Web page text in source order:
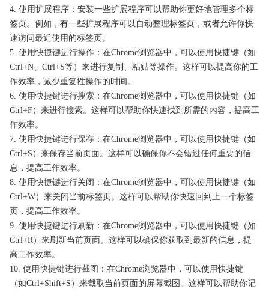
4. 使用扩展程序：安装一些扩展程序可以帮助你更好地管理多个标
签页。例如，有一些扩展程序可以自动整理标签页，或者允许你快
速访问最近使用的标签页。
5. 使用快捷键进行操作：在Chrome浏览器中，可以使用快捷键（如
Ctrl+N、Ctrl+S等）来进行复制、粘贴等操作。这样可以提高你的工
作效率，减少重复性操作的时间。
6. 使用快捷键进行搜索：在Chrome浏览器中，可以使用快捷键（如
Ctrl+F）来进行搜索。这样可以帮助你快速找到所需的内容，提高工
作效率。
7. 使用快捷键进行保存：在Chrome浏览器中，可以使用快捷键（如
Ctrl+S）来保存当前页面。这样可以确保你不会错过任何重要的信
息，提高工作效率。
8. 使用快捷键进行关闭：在Chrome浏览器中，可以使用快捷键（如
Ctrl+W）来关闭当前标签页。这样可以帮助你快速回到上一个标签
页，提高工作效率。
9. 使用快捷键进行刷新：在Chrome浏览器中，可以使用快捷键（如
Ctrl+R）来刷新当前页面。这样可以确保你获取到最新的信息，提
高工作效率。
10. 使用快捷键进行截图：在Chrome浏览器中，可以使用快捷键
（如Ctrl+Shift+S）来截取当前页面的屏幕截图。这样可以帮助你记